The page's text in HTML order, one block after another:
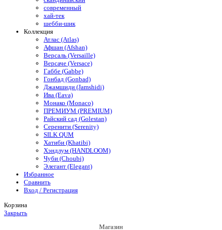
современный
хай-тек
шебби-шик
Коллекция
Атлас (Atlas)
Афшан (Afshan)
Версаль (Versaille)
Версаче (Versace)
Габбе (Gabbe)
Гонбад (Gonbad)
Джамшиди (Jamshidi)
Ива (Eava)
Монако (Monaco)
ПРЕМИУМ (PREMIUM)
Райский сад (Golestan)
Серенити (Serenity)
SILK QUM
Хатиби (Khatibi)
Хэндлум (HANDLOOM)
Чуби (Choubi)
Элегант (Elegant)
Избранное
Сравнить
Вход / Регистрация
Корзина
Закрыть
Магазин